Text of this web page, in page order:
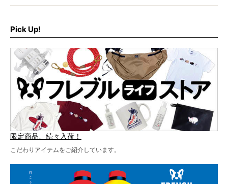
ど、内容盛りだくさんでお送りしていますので、最後まで
お見逃しなく！
Pick Up!
限定商品、続々入荷！
こだわりアイテムをご紹介しています。